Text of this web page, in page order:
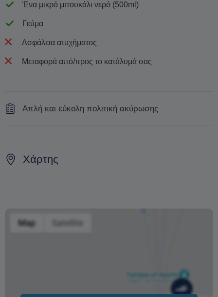
Ένα μικρό μπουκάλι νερό (500ml)
Γεύμα
Ασφάλεια ατυχήματος
Μεταφορά από/προς το κατάλυμά σας
Απλή και εύκολη πολιτική ακύρωσης
Αν ακυρώσετε 48 ή περισσότερες ώρες πριν την έναρξη
Η φράση «Δωρεάν ακύρωση» σημαίνει ότι δεν υπάρχει
επιπλέον χρέωση από εμάς για την επεξεργασία
Χάρτης